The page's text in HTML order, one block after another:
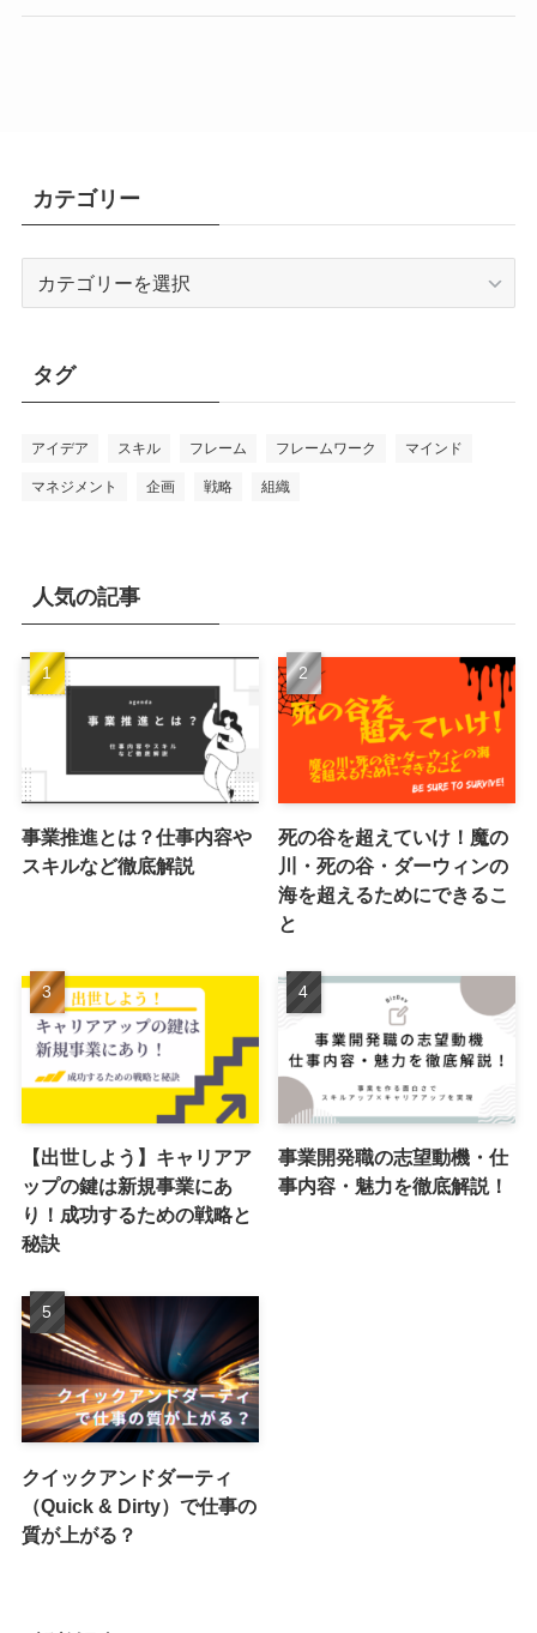
カテゴリー
ー
タグ
アイデア スキル フレーム フレームワーク マインド
マネジメント 企画 戦略 組織
人気の記事
事業推進とは？仕事内容や
スキルなど徹底解説
死の谷を超えていけ！魔の
川・死の谷・ダーウィンの
海を超えるためにできるこ
と
【出世しよう】キャリアア
ップの鍵は新規事業にあ
り！成功するための戦略と
秘訣
事業開発職の志望動機・仕
事内容・魅力を徹底解説！
クイックアンドダーティ
（Quick & Dirty）で仕事の
質が上がる？